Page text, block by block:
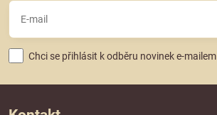
Chci se přihlásit k odběru novinek e-mailem